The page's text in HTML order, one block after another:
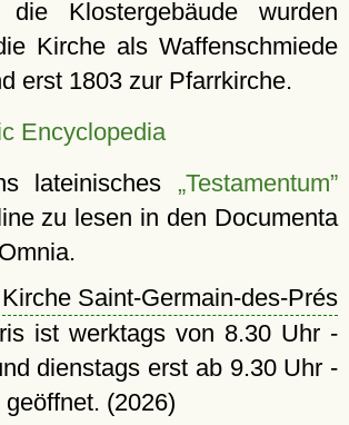
die Klostergebäude wurden
Kirche als Waffenschmiede
erst 1803 zur Pfarrkirche.
Encyclopedia
lateinisches
Testamentum
zu lesen in den Documenta
Kirche Saint-Germain-des-Prés
ist werktags von 8.30 Uhr -
dienstags erst ab 9.30 Uhr -
geöffnet. (2026)